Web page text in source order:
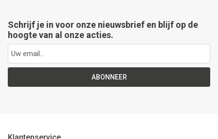
Schrijf je in voor onze nieuwsbrief en blijf op de
hoogte van al onze acties.
ABONNEER
Klantenservice